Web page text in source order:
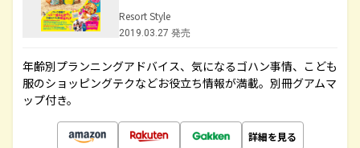
Resort Style
2019.03.27 発売
年齢別プランニングアドバイス、気になるゴハン事情、こども
服のショッピングテクなどお役立ち情報が満載。別冊グアムマ
ップ付き。
詳細を見る